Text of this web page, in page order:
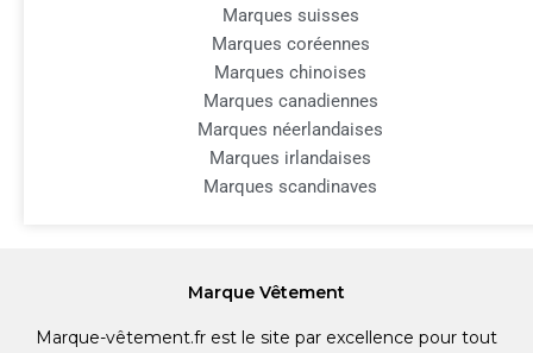
Marques suisses
Marques coréennes
Marques chinoises
Marques canadiennes
Marques néerlandaises
Marques irlandaises
Marques scandinaves
Marque Vêtement
Marque-vêtement.fr est le site par excellence pour tout